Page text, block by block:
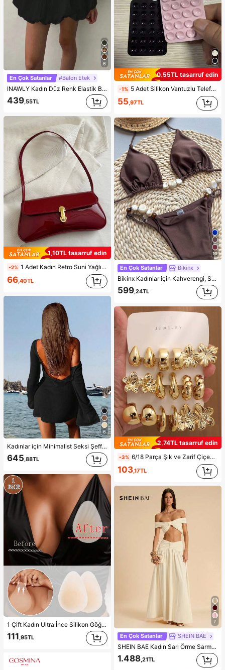
6
En Çok Satanlar #Balon Etek
INAWLY Kadın Düz Renk Elastik Bel Pileli Kısa, Siyah Etek
439,55TL
1,10TL tasarruf edin
-2% 1 Adet Kadın Retro Suni Yağlı Deri Omuz ve Çapraz Askılı Çanta, Randevular, Geziler, Partiler ve Ziyafetler İçin Uygun, Estetik
66,40TL
6
Kadınlar için Minimalist Seksi Şeffaf Hafif Plaj Tatili Çan Kollu Sırtı Açık Düz Renk Vücuda Oturan Mini Elbise, İlkbahar/Yaz Siyah
645,88TL
1 Çift Kadın Ultra İnce Silikon Göğüs Kaldırma Pedleri, Görünmez Dikişsiz Push-Up Pedler, Sırtı Açık Elbiseler ve Askısız Kıyafetler İçin Uygun, Düğün
111,95TL
0,55TL tasarruf edin
-1% 5 Adet Silikon Vantuzlu Telefon Kılıf Tutucu, Vantuzlu Telefon Standı, Yapışkanlı Telefon Tutucu, Yapışkanlı Telefon Standı (Kullanmadan önce yüzeyi dikkatlice temizleyin, temiz ve düz olduğundan emin olun. Yapıştırdıktan sonra kullanmak için 30 dakika bekleyin), Olmazsa Olmaz
55,97TL
10
En Çok Satanlar Bikinx
Bikinx Kadınlar için Kahverengi, Sırtı Açık, Bağlamalı, Boncuklu Bikini Takımı, Yüksek Esnekliğe Sahip Kumaştan Üretilmiştir, Tatil, Plaj, Yazlık
599,24TL
2,74TL tasarruf edin
-3% 6/18 Parça Şık ve Zarif Çiçekli Geometrik Çoklu Altın Metalik Küpe Seti, Kadın Moda Küpe Seti (Hafif CCB Malzeme, Solmaz), Kadınlar İçin Hediye
103,17TL
7
En Çok Satanlar SHEIN BAE
SHEIN BAE Kadın Sarı Örme Sarma Geniş Omuzlu Tişört ve Orta-Düşük Bel Balık Kuyruğu Etek, Kadın Sarı İki Parça Takım, Zarif İki Parça Takım, Plaj Tatili ve Plaj Tatili İçin Uygun, Sarı Kombin, Zarif Kokteyl İki Parça Takım, Hafta Sonu Partisi İki Parça Takım, Sarı Zarif Kombin
1.488,21TL